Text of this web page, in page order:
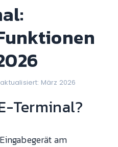
aktualisiert: März 2026
Terminal?
am